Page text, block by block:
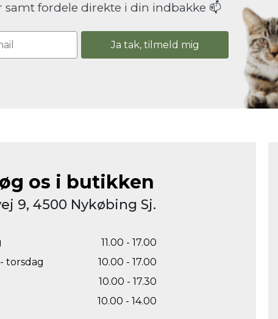
samt fordele direkte i din indbakke 📫
Ja tak, tilmeld mig
os i butikken
9, 4500 Nykøbing Sj.
11.00 - 17.00
torsdag
10.00 - 17.00
10.00 - 17.30
10.00 - 14.00